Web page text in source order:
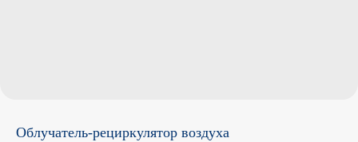
Облучатель-рециркулятор воздуха